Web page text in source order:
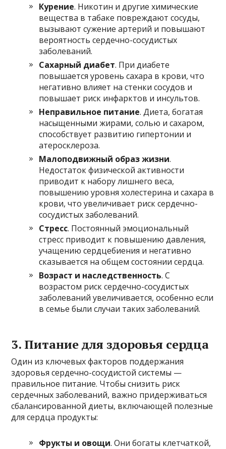
Курение. Никотин и другие химические
вещества в табаке повреждают сосуды,
вызывают сужение артерий и повышают
вероятность сердечно-сосудистых
заболеваний.
Сахарный диабет. При диабете
повышается уровень сахара в крови, что
негативно влияет на стенки сосудов и
повышает риск инфарктов и инсультов.
Неправильное питание. Диета, богатая
насыщенными жирами, солью и сахаром,
способствует развитию гипертонии и
атеросклероза.
Малоподвижный образ жизни.
Недостаток физической активности
приводит к набору лишнего веса,
повышению уровня холестерина и сахара в
крови, что увеличивает риск сердечно-
сосудистых заболеваний.
Стресс. Постоянный эмоциональный
стресс приводит к повышению давления,
учащению сердцебиения и негативно
сказывается на общем состоянии сердца.
Возраст и наследственность. С
возрастом риск сердечно-сосудистых
заболеваний увеличивается, особенно если
в семье были случаи таких заболеваний.
3. Питание для здоровья сердца
Один из ключевых факторов поддержания
здоровья сердечно-сосудистой системы —
правильное питание. Чтобы снизить риск
сердечных заболеваний, важно придерживаться
сбалансированной диеты, включающей полезные
для сердца продукты:
Фрукты и овощи. Они богаты клетчаткой,